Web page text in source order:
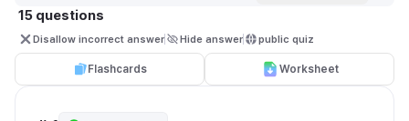
15 questions
Disallow incorrect answer Hide answer public quiz
Flashcards Worksheet